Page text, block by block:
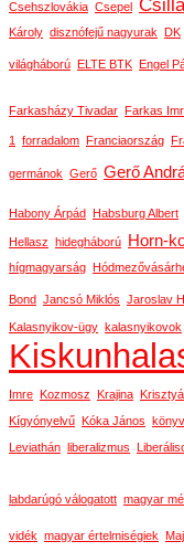
Csehszlovákia Csepel
Károly disznófejű nagyurak DK
világháború ELTE BTK Engel
Farkasházy Tivadar Farkas
1 forradalom Franciaország
germánok Gerő Gerő
Habony Árpád Habsburg Albert
Hellasz hidegháború Horn-
hígmagyarság
Bond Jancsó Miklós Jaroslav
Kalasnyikov-ügy kalasnyikovok
Imre Kozmosz Krajina
Kígyónyelvű Kóka János könyv
Leviathán liberalizmus
labdarúgó válogatott magyar
vidék magyar értelmiségiek